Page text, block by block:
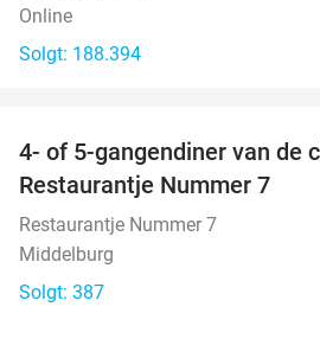
Online
Solgt: 188.394
4- of 5-gangendiner van de
Restaurantje Nummer 7
Restaurantje Nummer 7
Middelburg
Solgt: 387